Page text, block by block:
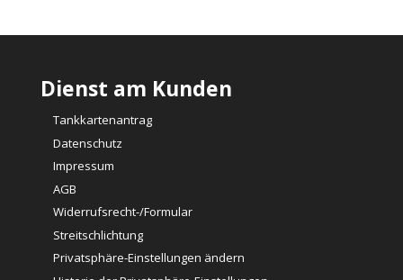
Dienst am Kunden
Tankkartenantrag
Datenschutz
Impressum
AGB
Widerrufsrecht-/Formular
Streitschlichtung
Privatsphäre-Einstellungen ändern